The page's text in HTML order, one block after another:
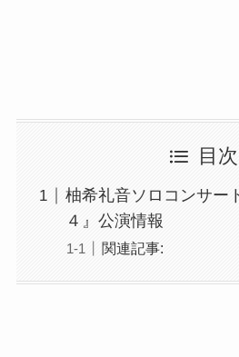
目次
柚希礼音ソロコンサー
４』公演情報
関連記事: